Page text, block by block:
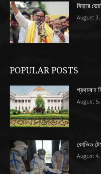
বিহারে
August 3,
POPULAR POSTS
প্রথমবার
August 5,
কোভিড
August 4,